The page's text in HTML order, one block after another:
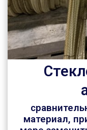
материал,